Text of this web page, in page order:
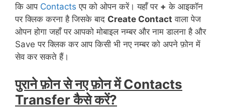
कि आप Contacts एप को ओपन करें। यहाँ पर + के आइकॉन
पर क्लिक करना है जिसके बाद Create Contact वाला पेज
ओपन होगा जहाँ पर आपको मोबाइल नम्बर और नाम डालना है और
Save पर क्लिक कर आप किसी भी नए नम्बर को अपने फ़ोन में
सेव कर सकते हैं।
पुराने फ़ोन से नए फ़ोन में Contacts
Transfer कैसे करें?